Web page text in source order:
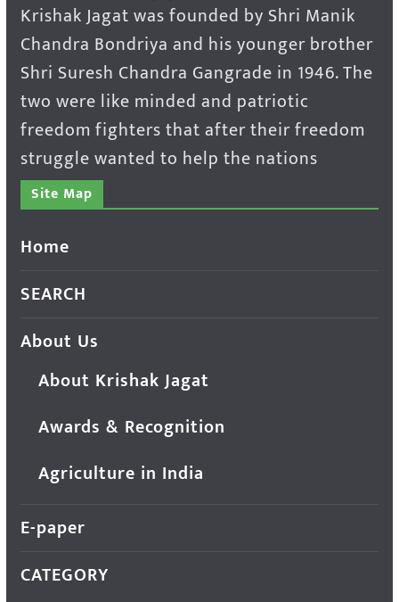
Krishak Jagat was founded by Shri Manik
Chandra Bondriya and his younger brother
Shri Suresh Chandra Gangrade in 1946. The
two were like minded and patriotic
freedom fighters that after their freedom
struggle wanted to help the nations
Site Map
Home
SEARCH
About Us
About Krishak Jagat
Awards & Recognition
Agriculture in India
E-paper
CATEGORY